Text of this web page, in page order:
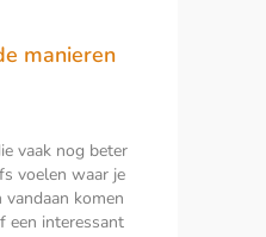
manieren
vaak nog beter
voelen waar je
komen
een interessant